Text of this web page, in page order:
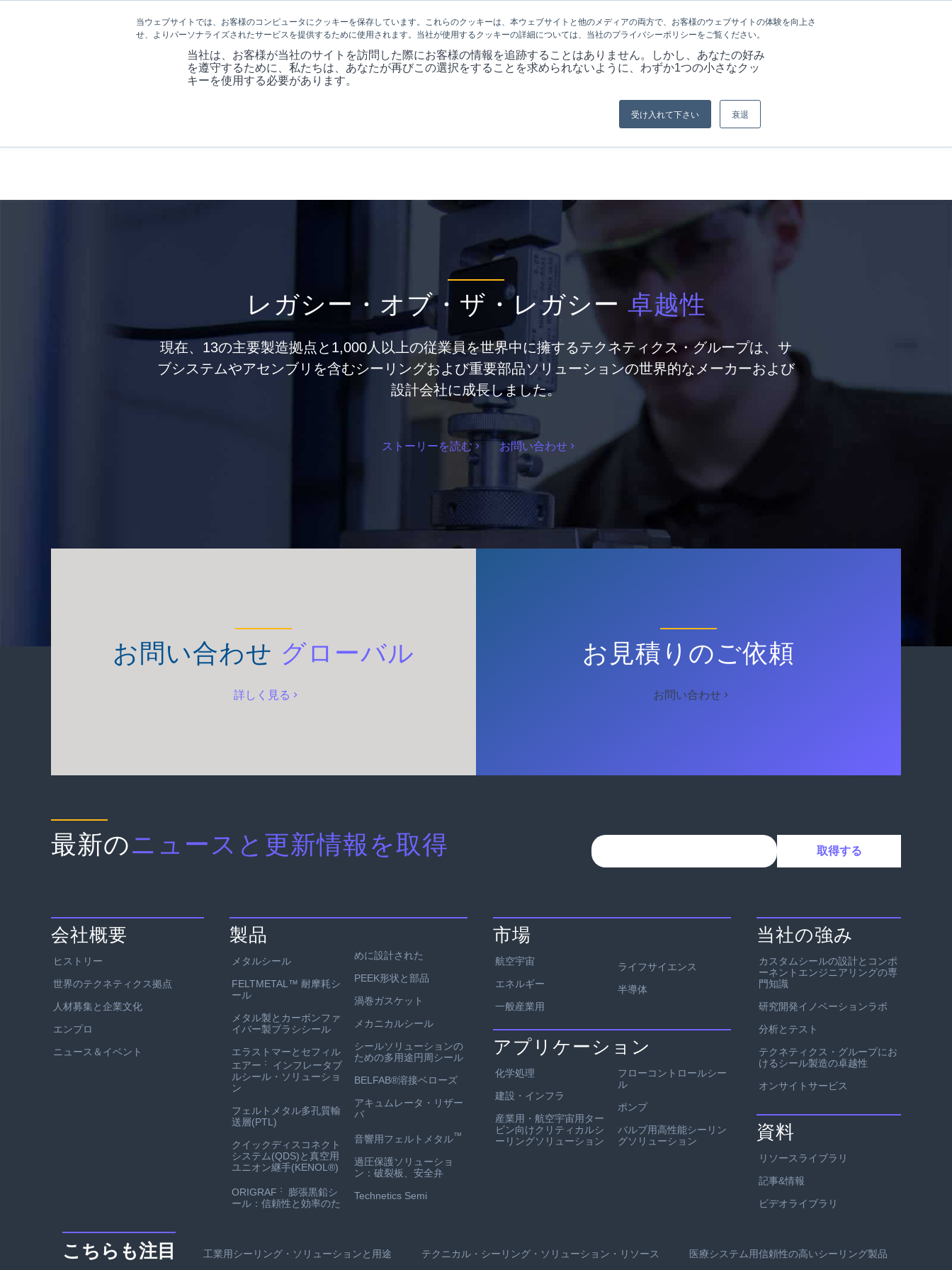
当ウェブサイトでは、お客様のコンピュータにクッキーを保存しています。これらのクッキーは、本ウェブサイトと他のメディアの両方で、お客様のウェブサイトの体験を向上さ
せ、よりパーソナライズされたサービスを提供するために使用されます。当社が使用するクッキーの詳細については、当社のプライバシーポリシーをご覧ください。
当社は、お客様が当社のサイトを訪問した際にお客様の情報を追跡することはありません。しかし、あなたの好み
を遵守するために、私たちは、あなたが再びこの選択をすることを求められないように、わずか1つの小さなクッ
キーを使用する必要があります。
受け入れて下さい 衰退
会社概要 製品 MARKET アプリケーション 当社の強み
レガシー・オブ・ザ・レガシー 卓越性
現在、13の主要製造拠点と1,000人以上の従業員を世界中に擁するテクネティクス・グループは、サ
ブシステムやアセンブリを含むシーリングおよび重要部品ソリューションの世界的なメーカーおよび
設計会社に成長しました。
ストーリーを読む お問い合わせ
お問い合わせ グローバル
詳しく見る
お見積りのご依頼
お問い合わせ
最新のニュースと更新情報を取得
会社概要
ヒストリー
世界のテクネティクス拠点
人材募集と企業文化
エンプロ
ニュース＆イベント
製品
メタルシール
FELTMETAL™ 耐摩耗シ
ール
メタル製とカーボンファ
イバー製ブラシシール
エラストマーとセフィル
エアー ：
インフレータブ
ルシール・ソリューショ
ン
フェルトメタル多孔質輸
送層(PTL)
クイックディスコネクト
システム(QDS)と真空用
ユニオン継手(KENOL®)
ORIGRAF ：
膨張黒鉛シ
ール：信頼性と効率のた
めに設計された
PEEK形状と部品
渦巻ガスケット
メカニカルシール
シールソリューションの
ための多用途円周シール
BELFAB®溶接ベローズ
アキュムレータ・リザー
バ
音響用フェルトメタル™
過圧保護ソリューショ
ン：破裂板、安全弁
Technetics Semi
市場
航空宇宙
エネルギー
一般産業用
ライフサイエンス
半導体
アプリケーション
化学処理
建設・インフラ
産業用・航空宇宙用ター
ビン向けクリティカルシ
ーリングソリューション
フローコントロールシー
ル
ポンプ
バルブ用高性能シーリン
グソリューション
当社の強み
カスタムシールの設計とコンポ
ーネントエンジニアリングの専
門知識
研究開発イノベーションラボ
分析とテスト
テクネティクス・グループにお
けるシール製造の卓越性
オンサイトサービス
資料
リソースライブラリ
記事&情報
ビデオライブラリ
こちらも注目 工業用シーリング・ソリューションと用途 テクニカル・シーリング・ソリューション・リソース 医療システム用信頼性の高いシーリング製品